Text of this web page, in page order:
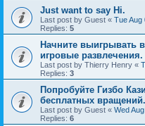
Just want to say Hi.
Last post by Guest « Tue Aug
Replies: 5
Начните выигрывать
игровые развлечения.
Last post by Thierry Henry «
Replies: 3
Попробуйте Гизбо
бесплатных вращений.
Last post by Guest « Wed
Replies: 6